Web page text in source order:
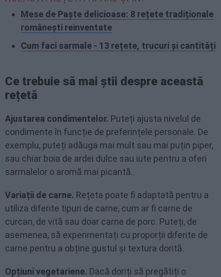
Mese de Paște delicioase: 8 rețete tradiționale
românești reinventate
Cum faci sarmale - 13 rețete, trucuri și cantități
Ce trebuie să mai știi despre această
rețetă
Ajustarea condimentelor. Puteți ajusta nivelul de
condimente în funcție de preferințele personale. De
exemplu, puteți adăuga mai mult sau mai puțin piper,
sau chiar boia de ardei dulce sau iute pentru a oferi
sarmalelor o aromă mai picantă.
Variații de carne. Rețeta poate fi adaptată pentru a
utiliza diferite tipuri de carne, cum ar fi carne de
curcan, de vită sau doar carne de porc. Puteți, de
asemenea, să experimentați cu proporții diferite de
carne pentru a obține gustul și textura dorită.
Opțiuni vegetariene. Dacă doriți să pregătiți o